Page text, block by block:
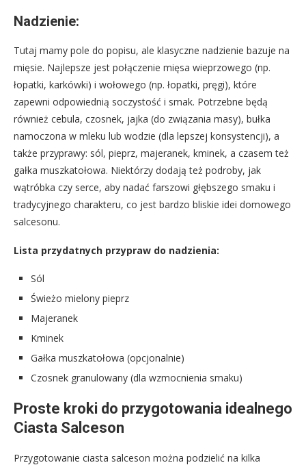
Nadzienie:
Tutaj mamy pole do popisu, ale klasyczne nadzienie bazuje na
mięsie. Najlepsze jest połączenie mięsa wieprzowego (np.
łopatki, karkówki) i wołowego (np. łopatki, pręgi), które
zapewni odpowiednią soczystość i smak. Potrzebne będą
również cebula, czosnek, jajka (do związania masy), bułka
namoczona w mleku lub wodzie (dla lepszej konsystencji), a
także przyprawy: sól, pieprz, majeranek, kminek, a czasem też
gałka muszkatołowa. Niektórzy dodają też podroby, jak
wątróbka czy serce, aby nadać farszowi głębszego smaku i
tradycyjnego charakteru, co jest bardzo bliskie idei domowego
salcesonu.
Lista przydatnych przypraw do nadzienia:
Sól
Świeżo mielony pieprz
Majeranek
Kminek
Gałka muszkatołowa (opcjonalnie)
Czosnek granulowany (dla wzmocnienia smaku)
Proste kroki do przygotowania idealnego
Ciasta Salceson
Przygotowanie ciasta salceson można podzielić na kilka